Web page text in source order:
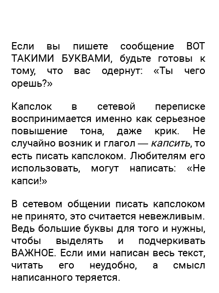
Если вы пишете сообщение ВОТ
ТАКИМИ БУКВАМИ, будьте готовы к
тому, что вас одернут: «Ты чего
орешь?»
Капслок в сетевой переписке
воспринимается именно как серьезное
повышение тона, даже крик. Не
случайно возник и глагол — капсить, то
есть писать капслоком. Любителям его
использовать, могут написать: «Не
капси!»
В сетевом общении писать капслоком
не принято, это считается невежливым.
Ведь большие буквы для того и нужны,
чтобы выделять и подчеркивать
ВАЖНОЕ. Если ими написан весь текст,
читать его неудобно, а смысл
написанного теряется.